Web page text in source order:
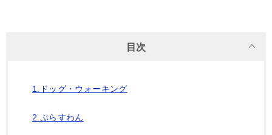
目次
1.ドッグ・ウォーキング
2.ぷらすわん